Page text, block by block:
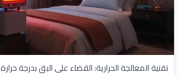
تقنية المعالجة الحرارية: القضاء على البق بدرجة حرارة 55-60 درجة مئوية